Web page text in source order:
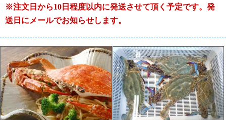
※注文日から10日程度以内に発送させて頂く予定です。発
送日にメールでお知らせします。